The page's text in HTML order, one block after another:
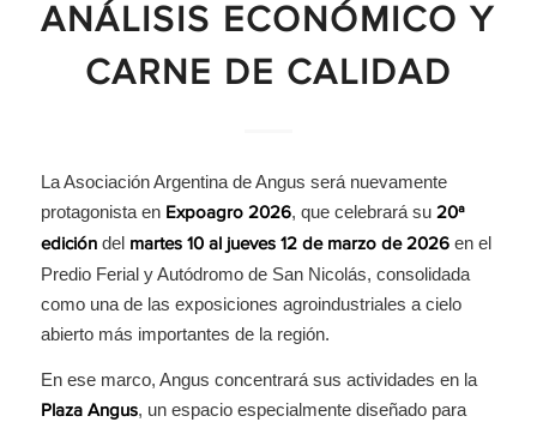
ANÁLISIS ECONÓMICO Y
CARNE DE CALIDAD
La Asociación Argentina de Angus será nuevamente
protagonista en Expoagro 2026, que celebrará su 20ª
edicióndel martes 10 al jueves 12 de marzo de 2026en el
Predio Ferial y Autódromo de San Nicolás, consolidada
como una de las exposiciones agroindustriales a cielo
abierto más importantes de la región.
En ese marco, Angus concentrará sus actividades en la
Plaza Angus, un espacio especialmente diseñado para